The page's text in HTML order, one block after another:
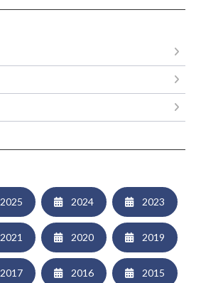
2025 2024 2023
2021 2020 2019
2017 2016 2015